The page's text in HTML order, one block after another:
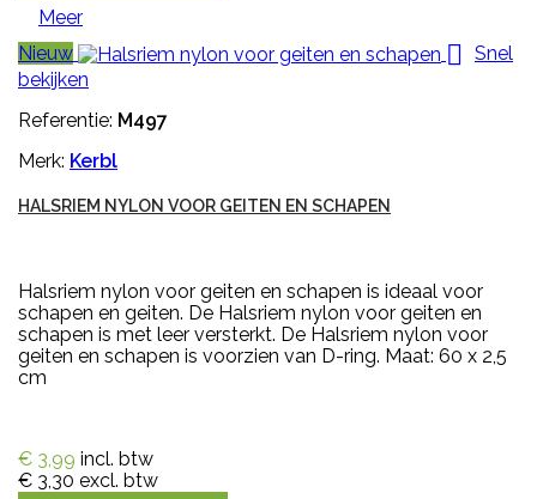
Meer
Nieuw
 Snel
bekijken
Referentie: M497
Merk: Kerbl
HALSRIEM NYLON VOOR GEITEN EN SCHAPEN
Halsriem nylon voor geiten en schapen is ideaal voor
schapen en geiten. De Halsriem nylon voor geiten en
schapen is met leer versterkt. De Halsriem nylon voor
geiten en schapen is voorzien van D-ring. Maat: 60 x 2,5
cm
€ 3,99 incl. btw
€ 3,30 excl. btw